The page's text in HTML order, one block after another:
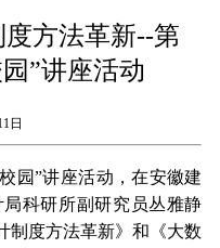
方法革新--第
”讲座活动
日
园”讲座活动，在安徽建
科研所副研究员丛雅静
制度方法革新》和《大数